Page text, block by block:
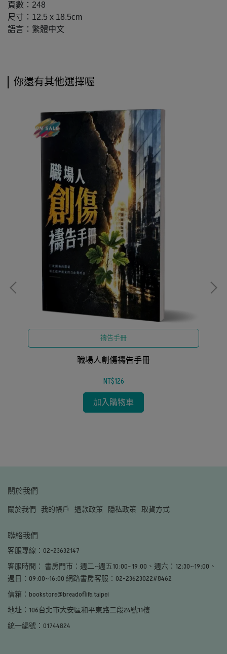
頁數：248
尺寸：12.5 x 18.5cm
語言：繁體中文
你還有其他選擇喔
禱告手冊
職場人創傷禱告手冊
NT$126
加入購物車
關於我們
關於我們 我的帳戶 退款政策 隱私政策 取貨方式
聯絡我們
客服專線：02-23632147
客服時間： 書房門市：週二~週五10:00~19:00、週六：12:30~19:00、
週日：09:00~16:00 網路書房客服：02-23623022#8462
信箱：bookstore@breadoflife.taipei
地址：106台北市大安區和平東路二段24號11樓
統一編號：01744824